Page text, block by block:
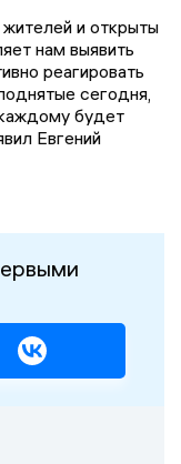
и открыты
нам выявить
реагировать
сегодня,
будет
Евгений